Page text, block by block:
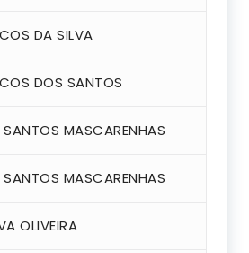
DA SILVA
DOS SANTOS
MASCARENHAS
MASCARENHAS
OLIVEIRA